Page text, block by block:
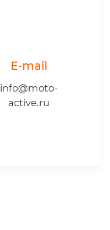
E-mail
info@moto-
active.ru